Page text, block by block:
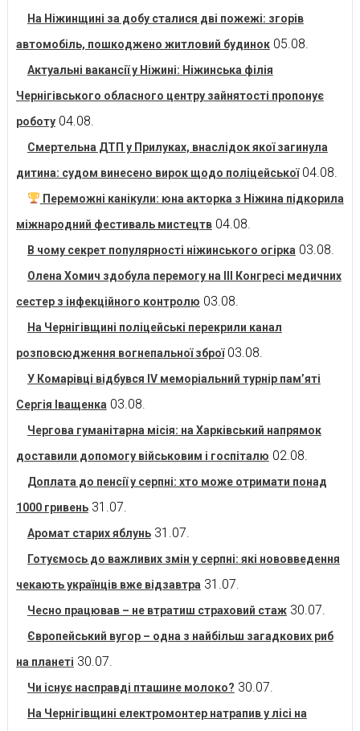
На Ніжинщині за добу сталися дві пожежі: згорів
автомобіль, пошкоджено житловий будинок 05.08.
Актуальні вакансії у Ніжині: Ніжинська філія
Чернігівського обласного центру зайнятості пропонує
роботу 04.08.
Смертельна ДТП у Прилуках, внаслідок якої загинула
дитина: судом винесено вирок щодо поліцейської 04.08.
Переможні канікули: юна акторка з Ніжина підкорила
міжнародний фестиваль мистецтв 04.08.
В чому секрет популярності ніжинського огірка 03.08.
Олена Хомич здобула перемогу на ІІІ Конгресі медичних
сестер з інфекційного контролю 03.08.
На Чернігівщині поліцейські перекрили канал
розповсюдження вогнепальної зброї 03.08.
У Комарівці відбувся IV меморіальний турнір пам’яті
Сергія Іващенка 03.08.
Чергова гуманітарна місія: на Харківський напрямок
доставили допомогу військовим і госпіталю 02.08.
Доплата до пенсії у серпні: хто може отримати понад
1000 гривень 31.07.
Аромат старих яблунь 31.07.
Готуємось до важливих змін у серпні: які нововведення
чекають українців вже відзавтра 31.07.
Чесно працював – не втратиш страховий стаж 30.07.
Європейський вугор – одна з найбільш загадкових риб
на планеті 30.07.
Чи існує насправді пташине молоко? 30.07.
На Чернігівщині електромонтер натрапив у лісі на